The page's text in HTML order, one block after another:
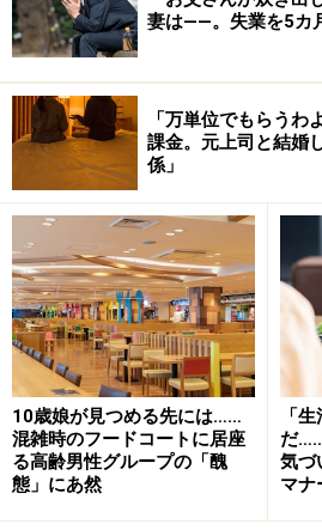
以来、ずっと「貧乏暮らし」だ
み、食費を気にして好きなもの
ど何年もしていない。お米だけ
る。それがなかったら飢え死に
う。
「娘は本当は大学に行きたかった
妻は――。失業を5カ
「万単位でもらうわ
課金。元上司と結婚
係」
10歳娘が見つめる先には……
混雑時のフードコートに居座
る高齢男性グループの「醜
態」にあ然
「
だ
気づ
マナ